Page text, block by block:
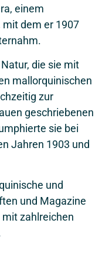
einem
dem er 1907
die sie mit
mallorquinischen
zur
geschriebenen
sie bei
Jahren 1903 und
und
und Magazine
zahlreichen